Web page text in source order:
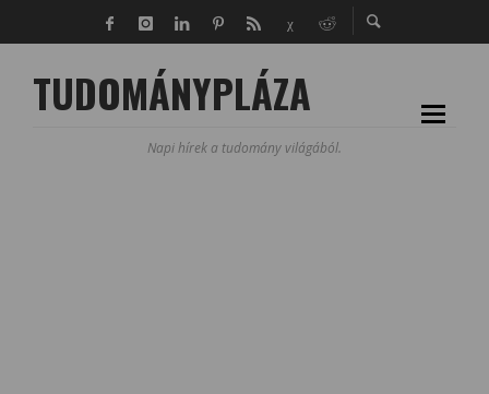
TUDOMÁNYPLÁZA
Napi hírek a tudomány világából.